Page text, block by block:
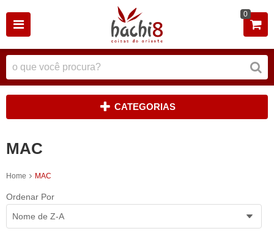
0
CATEGORIAS
MAC
Home MAC
Ordenar Por
Nome de Z-A